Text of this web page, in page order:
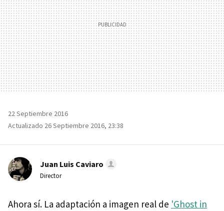
22 Septiembre 2016
Actualizado 26 Septiembre 2016, 23:38
Juan Luis Caviaro
Director
Ahora sí. La adaptación a imagen real de 'Ghost in